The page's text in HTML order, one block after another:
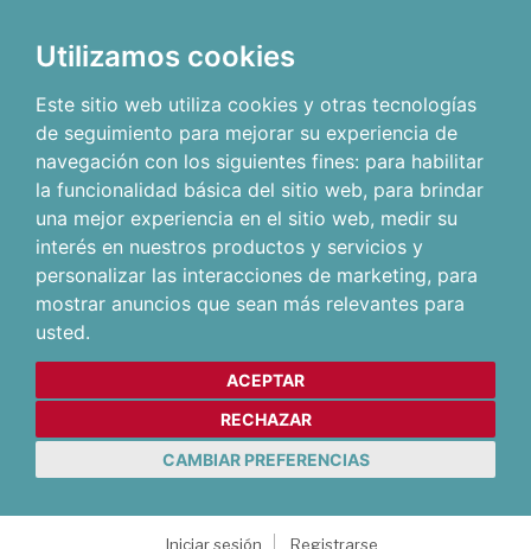
Utilizamos cookies
Este sitio web utiliza cookies y otras tecnologías
de seguimiento para mejorar su experiencia de
navegación con los siguientes fines: para habilitar
la funcionalidad básica del sitio web, para brindar
una mejor experiencia en el sitio web, medir su
interés en nuestros productos y servicios y
personalizar las interacciones de marketing, para
mostrar anuncios que sean más relevantes para
usted.
ACEPTAR
RECHAZAR
CAMBIAR PREFERENCIAS
Iniciar sesión
Registrarse